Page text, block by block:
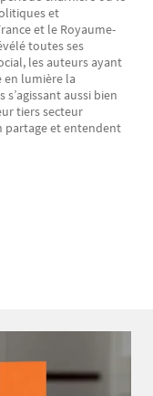
et
et le Royaume-
toutes ses
les auteurs ayant
lumière la
aussi bien
tiers secteur
partage et entendent